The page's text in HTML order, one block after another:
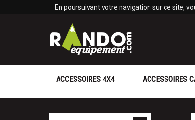
En poursuivant votre navigation sur ce site,
ACCESSOIRES 4X4 ACCESSOIRES
Panneau de gestion des cookies